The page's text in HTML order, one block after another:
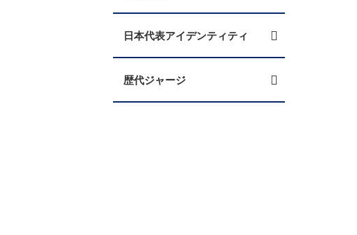
日本代表アイデンティティ
歴代ジャージ